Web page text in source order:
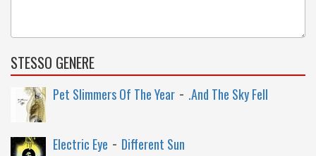
STESSO GENERE
Pet Slimmers Of The Year - .And The Sky Fell
Electric Eye - Different Sun